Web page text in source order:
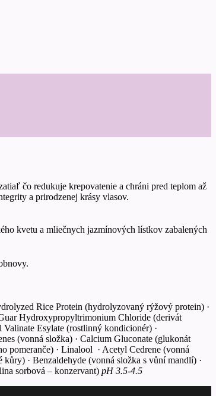
čo redukuje krepovatenie a chráni pred teplom až
a prirodzenej krásy vlasov.
kvetu a mliečnych jazmínových lístkov zabalených
Rice Protein (hydrolyzovaný rýžový protein) ·
Hydroxypropyltrimonium Chloride (derivát
Esylate (rostlinný kondicionér) ·
(vonná složka) · Calcium Gluconate (glukonát
pomeranče) · Linalool · Acetyl Cedrene (vonná
· Benzaldehyde (vonná složka s vůní mandlí) ·
sorbová – konzervant) pH 3.5-4.5